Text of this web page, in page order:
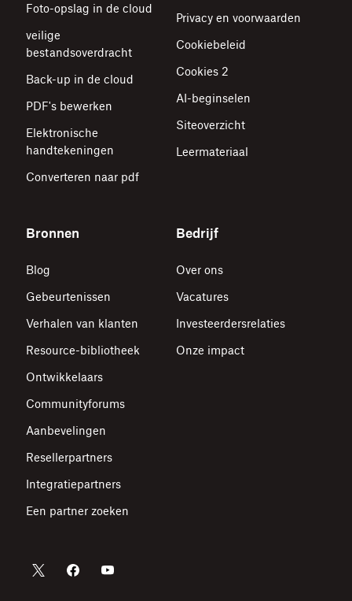
Foto-opslag in de cloud
veilige
bestandsoverdracht
Back-up in de cloud
PDF's bewerken
Elektronische
handtekeningen
Converteren naar pdf
Privacy en voorwaarden
Cookiebeleid
Cookies 2
AI-beginselen
Siteoverzicht
Leermateriaal
Bronnen
Blog
Gebeurtenissen
Verhalen van klanten
Resource-bibliotheek
Ontwikkelaars
Communityforums
Aanbevelingen
Resellerpartners
Integratiepartners
Een partner zoeken
Bedrijf
Over ons
Vacatures
Investeerdersrelaties
Onze impact